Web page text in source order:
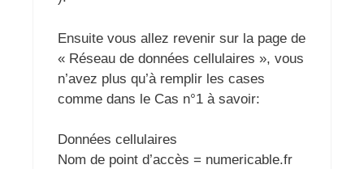
Ensuite vous allez revenir sur la page de
« Réseau de données cellulaires », vous
n’avez plus qu’à remplir les cases
comme dans le Cas n°1 à savoir:
Données cellulaires
Nom de point d’accès = numericable.fr